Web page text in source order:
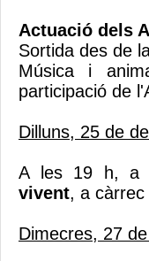
Actuació dels
Sortida des de
Música i
participació de
Dilluns, 25 de
A les 19 h, a
vivent, a càrrec
Dimecres, 27